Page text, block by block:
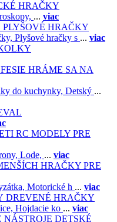
HRAČKY
... viac
PLYŠOVÉ HRAČKY
Plyšové hračky s ... viac
HRÁME SA NA
do kuchynky, Detský ...
RC MODELY PRE
Lode, ... viac
HRAČKY PRE
Motorické h ... viac
DREVENÉ HRAČKY
Hojdacie ko ... viac
DETSKÉ